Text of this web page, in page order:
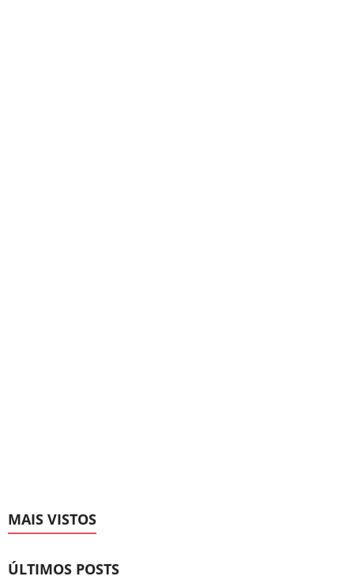
MAIS VISTOS
ÚLTIMOS POSTS